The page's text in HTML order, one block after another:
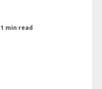
1 min read